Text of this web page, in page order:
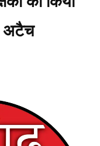
अटैच